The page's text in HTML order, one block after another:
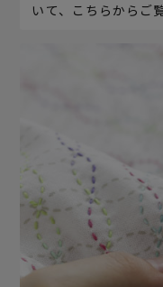
いて、こちらからご